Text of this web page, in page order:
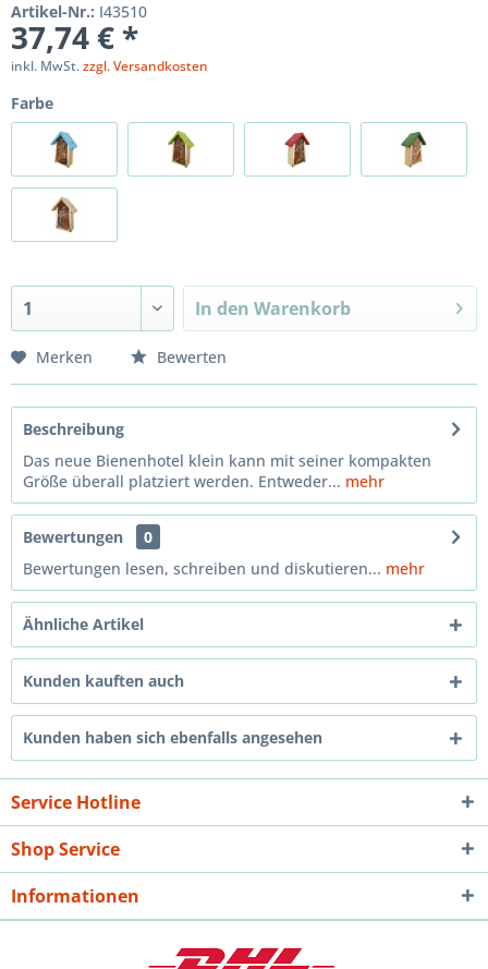
Artikel-Nr.: I43510
37,74 € *
inkl. MwSt.zzgl. Versandkosten
Farbe
In den Warenkorb
Merken Bewerten
Beschreibung
Das neue Bienenhotel klein kann mit seiner kompakten
Größe überall platziert werden. Entweder... mehr
Bewertungen
0
Bewertungen lesen, schreiben und diskutieren... mehr
Ähnliche Artikel
Kunden kauften auch
Kunden haben sich ebenfalls angesehen
Service Hotline
Shop Service
Informationen